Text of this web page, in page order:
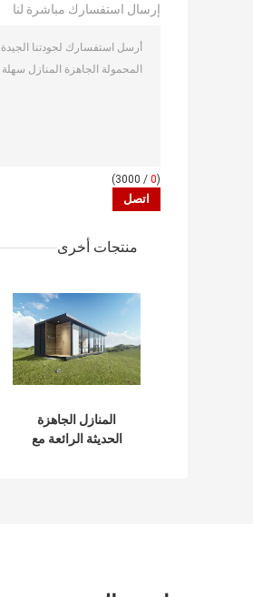
إرسال استفسارك مباشرة لنا
(
0
/ 3000)
منتجات أخرى
المنازل الجاهزة
الحديثة الرائعة مع